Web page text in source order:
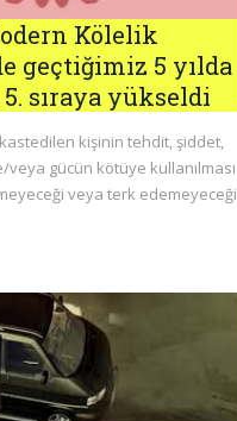
Kölelik
geçtiğimiz 5 yılda
5. sıraya yükseldi
kişinin tehdit, şiddet,
gücün kötüye kullanılması
veya terk edemeyeceği